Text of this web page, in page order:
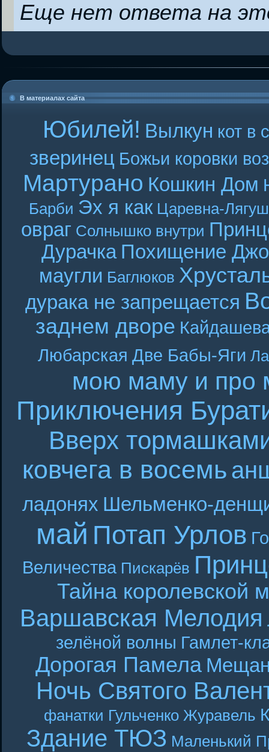
Еще нет ответа на
В материалах сайта
Юбилей! Вылкун кот в
зверинец Божьи коровки
Мартурано Кошкин Дом
Барби Эх я как Царевна-
овраг Солнышко внутри
Дурачка Похищение
маугли Баглюков
дурака не запрещается
заднем дворе
Любарская Две Бабы-Яги
мою маму и про
Приключения
Вверх
ковчега в восемь
ладонях Шельменко-
май Потап Урлов
Величества Пискарёв
Тайна королевской
Варшавская Мелодия
зелёной волны Гамлет-
Дорогая Памела
Ночь Святого
фанатки Гульченко Журавель
Здание ТЮЗ Маленький